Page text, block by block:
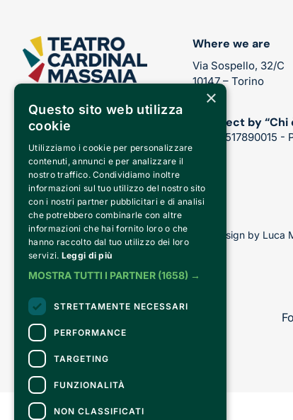
Where we are
Via Sospello, 32/C
10147 – Torino
A project by “Chi
CF: 92517890015 -
Copyright © 2026 - All rights reserved - Design by Luca
×
Questo sito web utilizza
cookie
Utilizziamo i cookie per personalizzare
contenuti, annunci e per analizzare il
nostro traffico. Condividiamo inoltre
informazioni sul tuo utilizzo del nostro sito
con i nostri partner pubblicitari e di analisi
che potrebbero combinarle con altre
informazioni che hai fornito loro o che
hanno raccolto dal tuo utilizzo dei loro
servizi. Leggi di più
MOSTRA TUTTI I PARTNER (1658) →
STRETTAMENTE NECESSARI
PERFORMANCE
TARGETING
FUNZIONALITÀ
NON CLASSIFICATI